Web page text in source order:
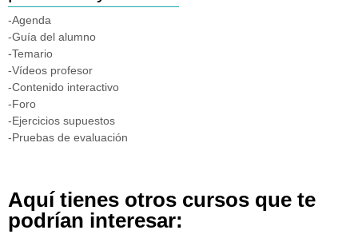
-Agenda
-Guía del alumno
-Temario
-Vídeos profesor
-Contenido interactivo
-Foro
-Ejercicios supuestos
-Pruebas de evaluación
Aquí tienes otros cursos que te
podrían interesar: